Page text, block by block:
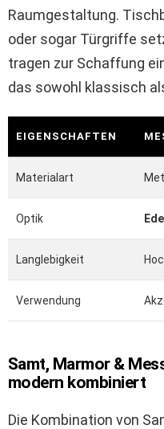
Raumgestaltung.
oder sogar Türgriffe
tragen zur Schaffung
das sowohl klassisch
EIGENSCHAFTEN
Materialart
Optik Edel
Langlebigkeit
Verwendung
Samt, Marmor &
modern kombiniert
Die Kombination von